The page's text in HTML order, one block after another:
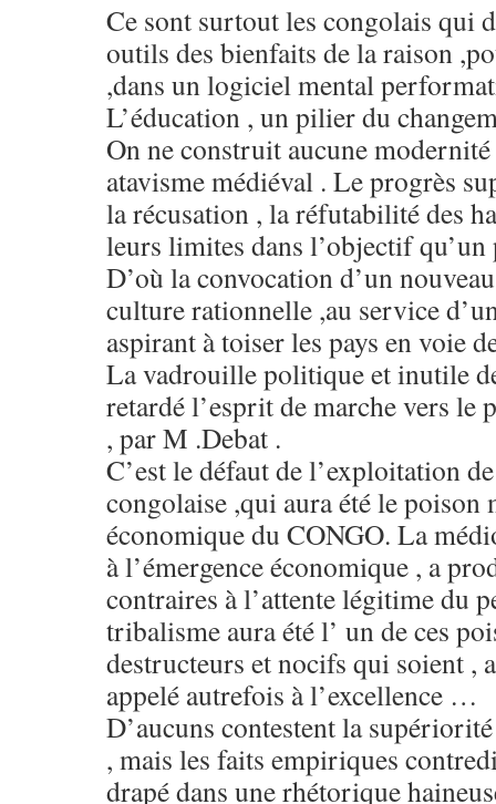
Ce sont surtout les congolais qui
outils des bienfaits de la raison
,dans un logiciel mental
L’éducation , un pilier du
On ne construit aucune
atavisme médiéval . Le progrès
la récusation , la réfutabilité des
leurs limites dans l’objectif qu’un
D’où la convocation d’un
culture rationnelle ,au service
aspirant à toiser les pays en voie
La vadrouille politique et inutile
retardé l’esprit de marche vers
, par M .Debat .
C’est le défaut de l’exploitation
congolaise ,qui aura été le poison
économique du CONGO. La
à l’émergence économique , a
contraires à l’attente légitime du
tribalisme aura été l’ un de ces
destructeurs et nocifs qui soient ,
appelé autrefois à l’excellence …
D’aucuns contestent la
, mais les faits empiriques
drapé dans une rhétorique